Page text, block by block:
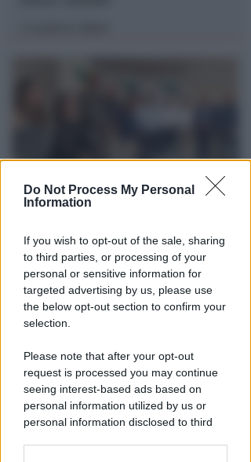
Do Not Process My Personal
Information
If you wish to opt-out of the sale, sharing
to third parties, or processing of your
personal or sensitive information for
targeted advertising by us, please use
the below opt-out section to confirm your
selection.
Please note that after your opt-out
request is processed you may continue
seeing interest-based ads based on
personal information utilized by us or
personal information disclosed to third
TRE QUELLI RIMINESI
aumenta le risorse e finanzia
tutti i progetti
diRedazione